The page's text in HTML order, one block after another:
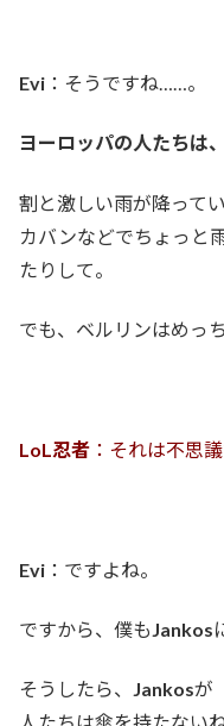
Evi ：そうですね……。
ヨーロッパの人たちは
割と激しい雨が降って
カバンなどでちょっと
たりして。
でも、ベルリンはめっ
LoL忍者 ：それは不思
Evi ：ですよね。
ですから、僕もJankos
そうしたら、 Jankosが